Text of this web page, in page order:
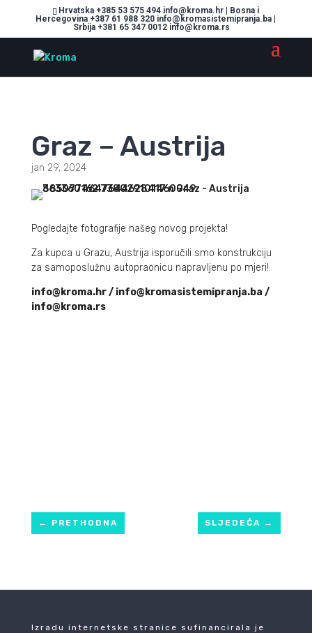
Hrvatska +385 53 575 494 info@kroma.hr | Bosna i
Hercegovina +387 61 988 320 info@kromasistemipranja.ba |
Srbija +381 65 347 0012 info@kroma.rs
Graz – Austrija
jan 29, 2024
Pogledajte fotografije našeg novog projekta!
Za kupca u Grazu, Austrija isporučili smo konstrukciju
za samoposlužnu autopraonicu napravljenu po mjeri!
info@kroma.hr / info@kromasistemipranja.ba /
info@kroma.rs
← PRETHODNA SLJEDEĆA →
Izradu internetske stranice sufinancirala je